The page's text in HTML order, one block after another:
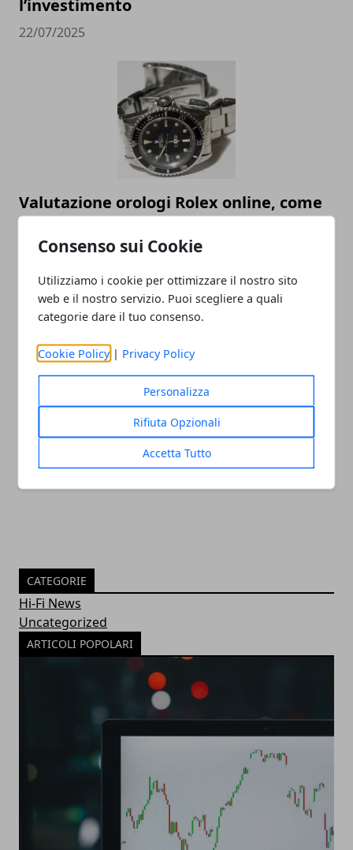
Consenso sui Cookie
Utilizziamo i cookie per ottimizzare il nostro sito
web e il nostro servizio. Puoi scegliere a quali
categorie dare il tuo consenso.
Cookie Policy | Privacy Policy
Personalizza
Rifiuta Opzionali
Accetta Tutto
l’investimento
22/07/2025
Valutazione orologi Rolex online, come
scegliere il miglior compro Rolex online
23/05/2023
Come cambia la SEO nel 2023 e perché è
essenziale per la visibilità
30/11/2022
CATEGORIE
Hi-Fi News
Uncategorized
ARTICOLI POPOLARI